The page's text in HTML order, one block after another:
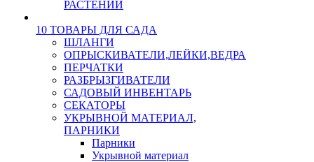
РАСТЕНИЙ
10 ТОВАРЫ ДЛЯ САДА
ШЛАНГИ
ОПРЫСКИВАТЕЛИ,ЛЕЙКИ,ВЕДРА
ПЕРЧАТКИ
РАЗБРЫЗГИВАТЕЛИ
САДОВЫЙ ИНВЕНТАРЬ
СЕКАТОРЫ
УКРЫВНОЙ МАТЕРИАЛ,
ПАРНИКИ
Парники
Укрывной материал